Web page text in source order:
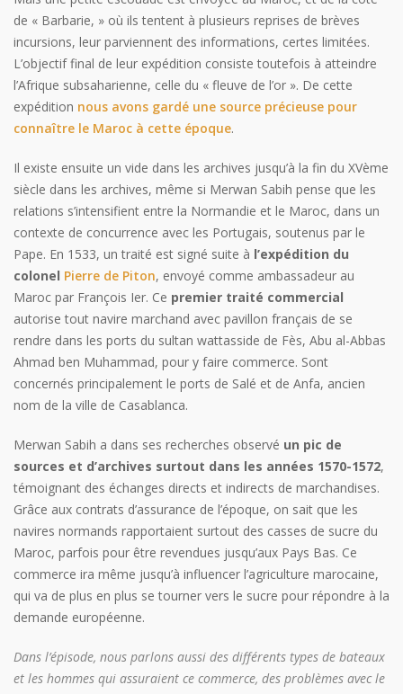
de « Barbarie, » où ils tentent à plusieurs reprises de brèves
incursions, leur parviennent des informations, certes limitées.
L’objectif final de leur expédition consiste toutefois à atteindre
l’Afrique subsaharienne, celle du « fleuve de l’or ». De cette
expédition nous avons gardé une source précieuse pour
connaître le Maroc à cette époque.
Il existe ensuite un vide dans les archives jusqu’à la fin du XVème
siècle dans les archives, même si Merwan Sabih pense que les
relations s’intensifient entre la Normandie et le Maroc, dans un
contexte de concurrence avec les Portugais, soutenus par le
Pape. En 1533, un traité est signé suite à l’expédition du
colonel Pierre de Piton, envoyé comme ambassadeur au
Maroc par François Ier. Ce premier traité commercial
autorise tout navire marchand avec pavillon français de se
rendre dans les ports du sultan wattasside de Fès, Abu al-Abbas
Ahmad ben Muhammad, pour y faire commerce. Sont
concernés principalement le ports de Salé et de Anfa, ancien
nom de la ville de Casablanca.
Merwan Sabih a dans ses recherches observé un pic de
sources et d’archives surtout dans les années 1570-1572,
témoignant des échanges directs et indirects de marchandises.
Grâce aux contrats d’assurance de l’époque, on sait que les
navires normands rapportaient surtout des casses de sucre du
Maroc, parfois pour être revendues jusqu’aux Pays Bas. Ce
commerce ira même jusqu’à influencer l’agriculture marocaine,
qui va de plus en plus se tourner vers le sucre pour répondre à la
demande européenne.
Dans l’épisode, nous parlons aussi des différents types de bateaux
et les hommes qui assuraient ce commerce, des problèmes avec le